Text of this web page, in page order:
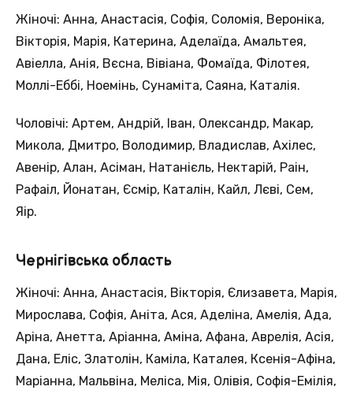
Жіночі: Анна, Анастасія, Софія, Соломія, Вероніка,
Вікторія, Марія, Катерина, Аделаїда, Амальтея,
Авіелла, Анія, Вєсна, Вівіана, Фомаїда, Філотея,
Моллі-Еббі, Ноемінь, Сунаміта, Саяна, Каталія.
Чоловічі: Артем, Андрій, Іван, Олександр, Макар,
Микола, Дмитро, Володимир, Владислав, Ахілес,
Авенір, Алан, Асіман, Натанієль, Нектарій, Раін,
Рафаіл, Йонатан, Єсмір, Каталін, Кайл, Лєві, Сем,
Яір.
Чернігівська область
Жіночі: Анна, Анастасія, Вікторія, Єлизавета, Марія,
Мирослава, Софія, Аніта, Ася, Аделіна, Амелія, Ада,
Аріна, Анетта, Аріанна, Аміна, Афана, Аврелія, Асія,
Дана, Еліс, Златолін, Каміла, Каталея, Ксенія-Афіна,
Маріанна, Мальвіна, Меліса, Мія, Олівія, Софія-Емілія,